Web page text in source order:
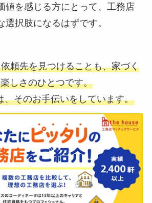
値を感じる方にとって、工務店
選択肢になるはずです。
頼先を見つけることも、家づく
しさのひとつです。
、そのお手伝いをしています。